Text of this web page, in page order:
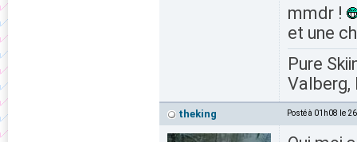
mmdr !
et une
Pure
Valberg,
theking Posté à 01h08 le